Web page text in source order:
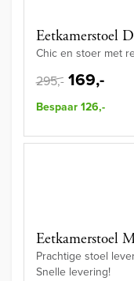
Eetkamerstoel
Chic en stoer met
295,- 169,-
Bespaar 126,-
Eetkamerstoel
Prachtige stoel
Snelle levering!